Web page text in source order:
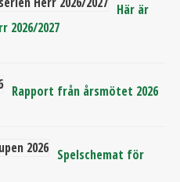
Här är
2026/2027
Rapport från årsmötet 2026
Spelschemat för